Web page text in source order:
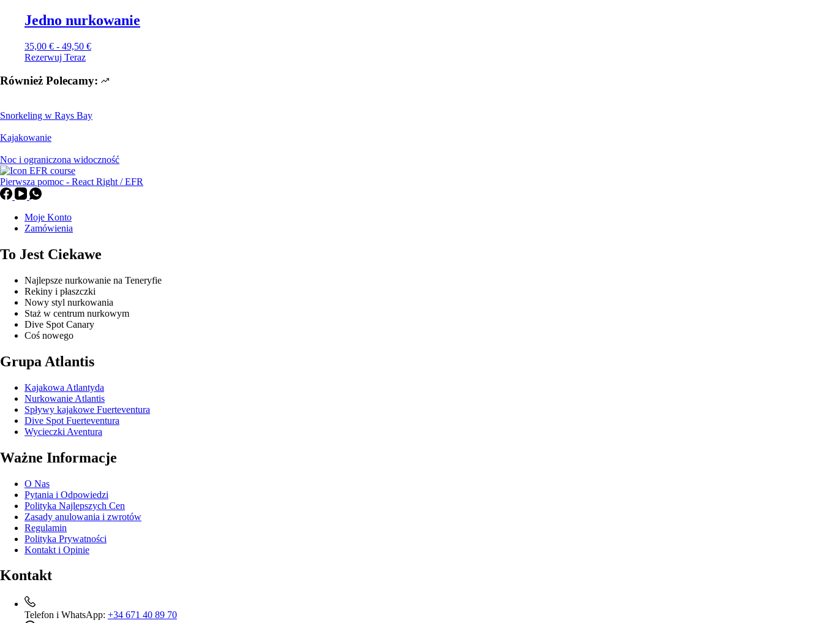
Jedno nurkowanie
35,00 € - 49,50 €
Rezerwuj Teraz
Również Polecamy:
Snorkeling w Rays Bay
Kajakowanie
Noc i ograniczona widoczność
Pierwsza pomoc - React Right / EFR
Moje Konto
Zamówienia
To Jest Ciekawe
Najlepsze nurkowanie na Teneryfie
Rekiny i płaszczki
Nowy styl nurkowania
Staż w centrum nurkowym
Dive Spot Canary
Coś nowego
Grupa Atlantis
Kajakowa Atlantyda
Nurkowanie Atlantis
Spływy kajakowe Fuerteventura
Dive Spot Fuerteventura
Wycieczki Aventura
Ważne Informacje
O Nas
Pytania i Odpowiedzi
Polityka Najlepszych Cen
Zasady anulowania i zwrotów
Regulamin
Polityka Prywatności
Kontakt i Opinie
Kontakt
Telefon i WhatsApp: +34 671 40 89 70